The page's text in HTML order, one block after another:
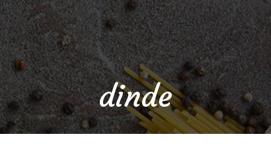
dinde